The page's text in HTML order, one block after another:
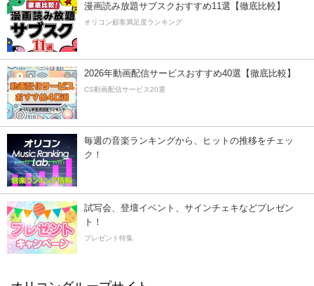
漫画読み放題サブスクおすすめ11選【徹底比較】
オリコン顧客満足度ランキング
2026年動画配信サービスおすすめ40選【徹底比較】
CS動画配信サービス20選
毎週の音楽ランキングから、ヒットの推移をチェッ
ク！
試写会、登壇イベント、サインチェキなどプレゼン
ト！
プレゼント特集